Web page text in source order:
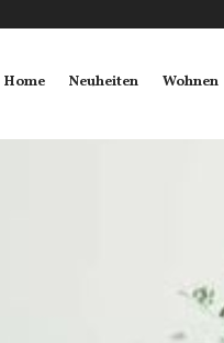
Home Neuheiten Wohnen